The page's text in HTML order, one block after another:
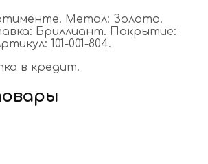
Метал: Золото.
Бриллиант. Покрытие:
101-001-804.
в кредит.